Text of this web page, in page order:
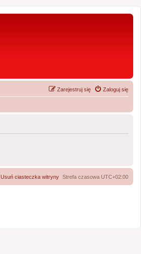
Zaloguj się
Zarejestruj się
Strefa czasowa UTC+02:00
Usuń ciasteczka witryny